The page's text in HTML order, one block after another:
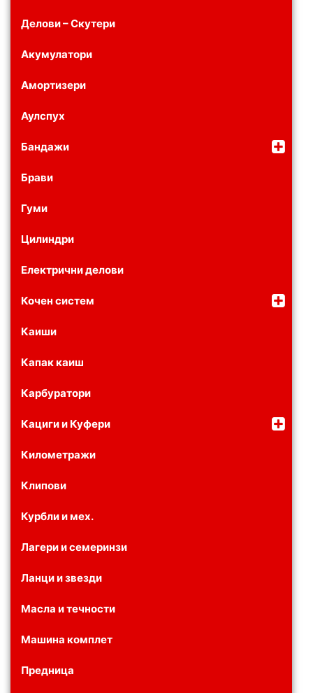
Делови – Скутери
Акумулатори
Амортизери
Аулспух
Бандажи
Брави
Гуми
Цилиндри
Електрични делови
Кочен систем
Каиши
Капак каиш
Карбуратори
Кациги и Куфери
Километражи
Клипови
Курбли и мех.
Лагери и семеринзи
Ланци и звезди
Масла и течности
Машина комплет
Предница